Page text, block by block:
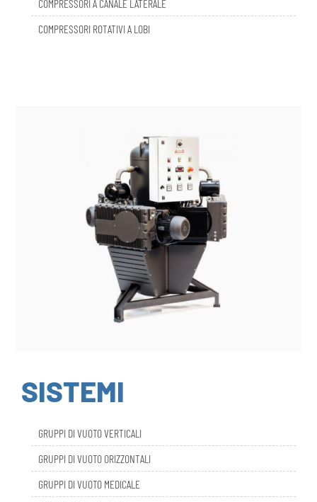
COMPRESSORI ROTATIVI A LOBI
SISTEMI
GRUPPI DI VUOTO ORIZZONTALI
GRUPPI DI VUOTO MEDICALE
GRUPPI PER ALTO VUOTO